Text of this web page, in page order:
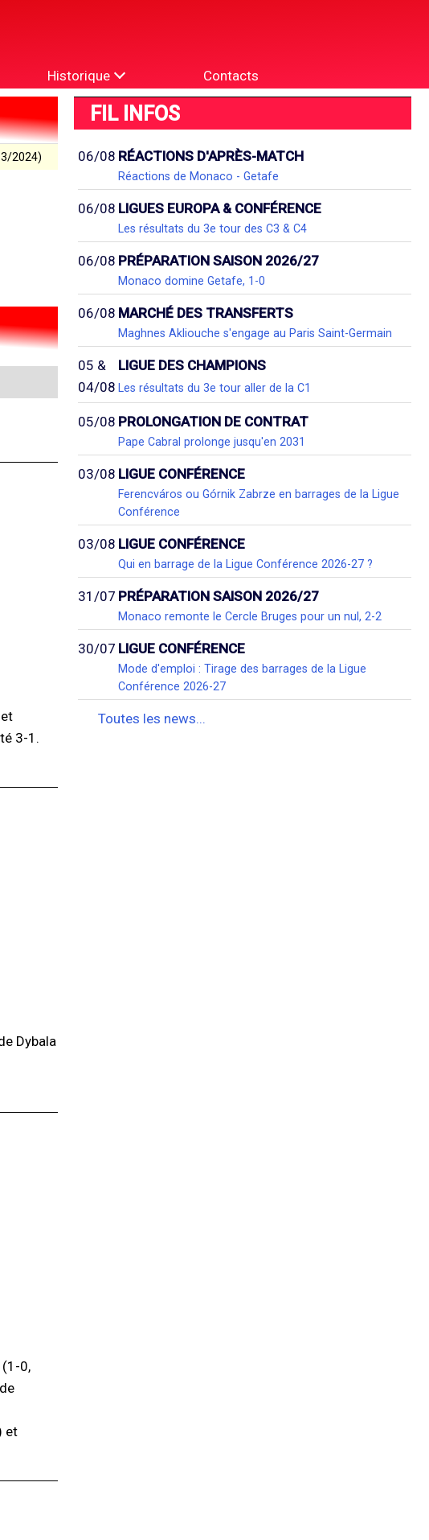
Historique Contacts
2024)
3-1.
Dybala
0,
et
FIL INFOS
06/08 RÉACTIONS D'APRÈS-MATCH
Réactions de Monaco - Getafe
06/08 LIGUES EUROPA & CONFÉRENCE
Les résultats du 3e tour des C3 & C4
06/08 PRÉPARATION SAISON 2026/27
Monaco domine Getafe, 1-0
06/08 MARCHÉ DES TRANSFERTS
Maghnes Akliouche s'engage au Paris Saint-Germain
05 &
04/08
LIGUE DES CHAMPIONS
Les résultats du 3e tour aller de la C1
05/08 PROLONGATION DE CONTRAT
Pape Cabral prolonge jusqu'en 2031
03/08 LIGUE CONFÉRENCE
Ferencváros ou Górnik Zabrze en barrages de la Ligue
Conférence
03/08 LIGUE CONFÉRENCE
Qui en barrage de la Ligue Conférence 2026-27 ?
31/07 PRÉPARATION SAISON 2026/27
Monaco remonte le Cercle Bruges pour un nul, 2-2
30/07 LIGUE CONFÉRENCE
Mode d'emploi : Tirage des barrages de la Ligue
Conférence 2026-27
Toutes les news...